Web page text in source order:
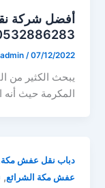
أفضل شركة
admin /07/12/2022
يبحث الكثير
المكرمة حيث
دباب نقل عفش مكة
عفش مكة الشرائع,